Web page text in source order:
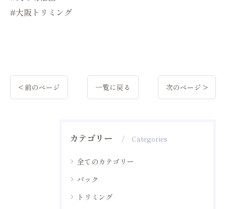
#大阪トリミング
< 前のページ 一覧に戻る 次のページ >
カテゴリー Categories
全てのカテゴリー
パック
トリミング